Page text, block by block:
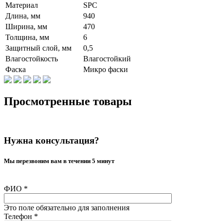
Материал
SPC
Длина, мм
940
Ширина, мм
470
Толщина, мм
6
Защитный слой, мм
0,5
Влагостойкость
Влагостойкий
Фаска
Микро фаски
Просмотренные товары
Нужна консультация?
Мы перезвоним вам в течении 5 минут
ФИО *
Это поле обязательно для заполнения
Телефон *